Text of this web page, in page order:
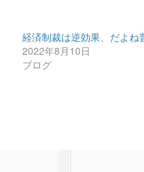
経済制裁は逆効果、だよね
2022年8月10日
ブログ